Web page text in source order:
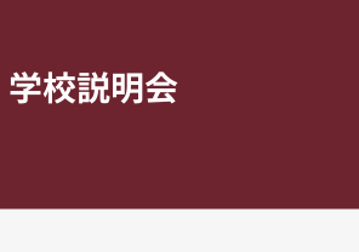
学校説明会